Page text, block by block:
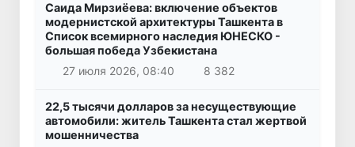
Саида Мирзиёева: включение объектов
модернистской архитектуры Ташкента в
Список всемирного наследия ЮНЕСКО -
большая победа Узбекистана
27 июля 2026, 08:40
8 382
22,5 тысячи долларов за несуществующие
автомобили: житель Ташкента стал жертвой
мошенничества